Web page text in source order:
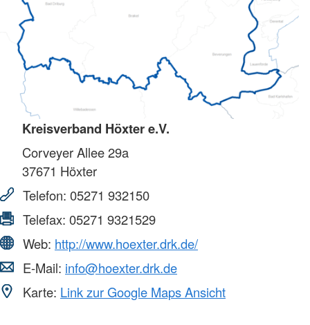
Kreisverband Höxter e.V.
Corveyer Allee 29a
37671 Höxter
Telefon: 05271 932150
Telefax: 05271 9321529
Web: http://www.hoexter.drk.de/
E-Mail: info@hoexter.drk.de
Karte: Link zur Google Maps Ansicht